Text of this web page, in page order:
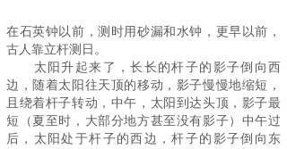
在石英钟 以前，测时用砂漏和水钟，更早以前，
古人靠立杆测日。
太阳升起来了，长长的杆子的影子倒向西
边，随着太阳往天顶的移动，影子慢慢地缩短，
且绕着杆子转动，中午，太阳到达头顶，影子最
短（夏至时，大部分地方甚至没有影子）中午过
后，太阳处于杆子的西边，杆子的影子倒向东